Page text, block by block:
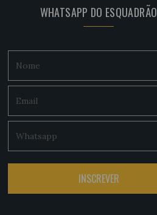
WHATSAPP DO ESQUADRÃO